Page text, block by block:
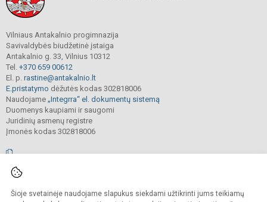
Šioje svetainėje naudojame slapukus siekdami užtikrinti jums teikiamų
Vilniaus Antakalnio progimnazija
Savivaldybės biudžetinė įstaiga
Antakalnio g. 33, Vilnius 10312
Tel. +370 659 00612
El. p. rastine@antakalnio.lt
E.pristatymo dėžutės kodas 302818006
Naudojame „Integrra“ el. dokumentų sistemą
Duomenys kaupiami ir saugomi
Juridinių asmenų registre
Įmonės kodas 302818006
Kopijuoti, cituoti ar kitaip atvaizduoti internetinės svetainės turinį be raštiško